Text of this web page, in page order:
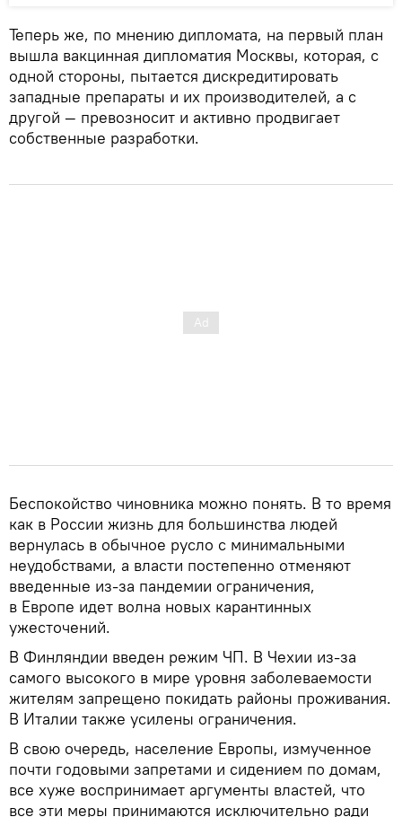
Теперь же, по мнению дипломата, на первый план
вышла вакцинная дипломатия Москвы, которая, с
одной стороны, пытается дискредитировать
западные препараты и их производителей, а с
другой — превозносит и активно продвигает
собственные разработки.
Беспокойство чиновника можно понять. В то время
как в России жизнь для большинства людей
вернулась в обычное русло с минимальными
неудобствами, а власти постепенно отменяют
введенные из-за пандемии ограничения,
в Европе идет волна новых карантинных
ужесточений.
В Финляндии введен режим ЧП. В Чехии из-за
самого высокого в мире уровня заболеваемости
жителям запрещено покидать районы проживания.
В Италии также усилены ограничения.
В свою очередь, население Европы, измученное
почти годовыми запретами и сидением по домам,
все хуже воспринимает аргументы властей, что
все эти меры принимаются исключительно ради